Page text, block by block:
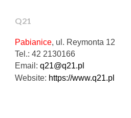
Q21
Pabianice, ul. Reymonta 12
Tel.: 42 2130166
Email:q21@q21.pl
Website: https://www.q21.pl